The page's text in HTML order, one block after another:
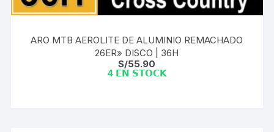
ARO MTB AEROLITE DE ALUMINIO REMACHADO
26ER» DISCO | 36H
S/55.90
4 𝗘𝗡 𝗦𝗧𝗢𝗖𝗞